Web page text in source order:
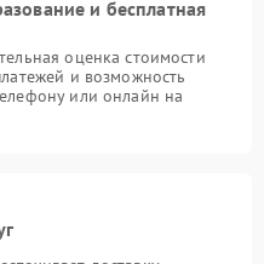
и бесплатная
оценка стоимости
и возможность
или онлайн на